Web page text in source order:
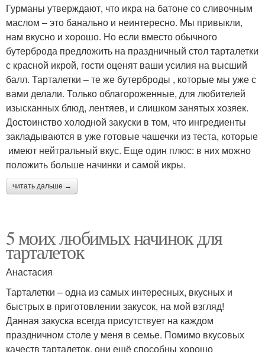
Гурманы утверждают, что икра на батоне со сливочным
маслом – это банально и неинтересно. Мы привыкли,
нам вкусно и хорошо. Но если вместо обычного
бутерброда предложить на праздничный стол тарталетки
с красной икрой, гости оценят ваши усилия на высший
балл. Тарталетки – те же бутерброды , которые мы уже с
вами делали. Только облагороженные, для любителей
изысканных блюд, лентяев, и слишком занятых хозяек.
Достоинство холодной закуски в том, что ингредиенты
закладываются в уже готовые чашечки из теста, которые
имеют нейтральный вкус. Еще один плюс: в них можно
положить больше начинки и самой икры.
читать дальше →
5 моих любимых начинок для
тарталеток
Анастасия
Тарталетки – одна из самых интересных, вкусных и
быстрых в приготовлении закусок, на мой взгляд!
Данная закуска всегда присутствует на каждом
праздничном столе у меня в семье. Помимо вкусовых
качеств тарталеток, они ещё способны хорошо